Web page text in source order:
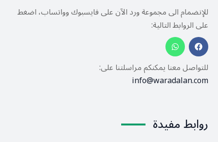
للإنضمام الى مجموعة ورد الآن على فايسبوك وواتساب، اضغط
على الروابط التالية:
للتواصل معنا يمكنكم مراسلتنا على:
info@waradalan.com
روابط مفيدة